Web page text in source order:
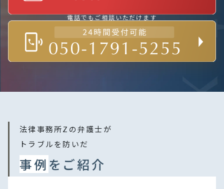
電話でもご相談いただけます
法律事務所Zの弁護士が
トラブルを防いだ
事例をご紹介